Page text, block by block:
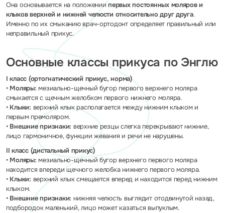
Она основывается на положениипервых постоянных моляров и
клыков верхней и нижней челюсти относительно друг друга.
Именно по их смыканию врач-ортодонт определяет правильный или
неправильный прикус.
Основные классы прикуса по Энглю
I класс (ортогнатический прикус, норма)
• Моляры: мезиально-щечный бугор первого верхнего моляра
смыкается с щечным желобком первого нижнего моляра.
• Клыки: верхний клык располагается между нижним клыком и
первым премоляром.
• Внешние признаки: верхние резцы слегка перекрывают нижние,
лицо гармоничное, функции жевания и речи не нарушены.
II класс (дистальный прикус)
• Моляры: мезиально-щечный бугор верхнего первого моляра
находится впереди щечного желобка нижнего первого моляра.
• Клыки: верхний клык смещается вперед и находится перед нижним
клыком.
• Внешние признаки: нижняя челюсть выглядит отодвинутой назад,
подбородок маленький, лицо может казаться выпуклым.